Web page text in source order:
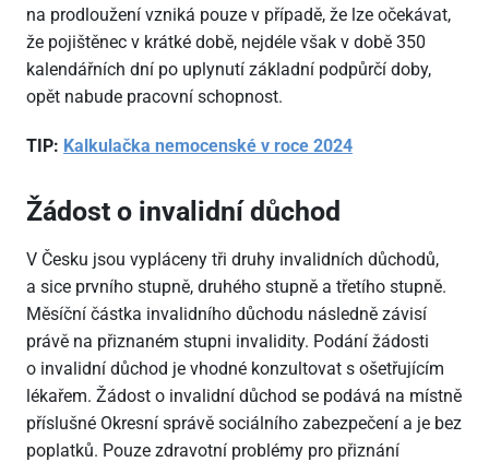
na prodloužení vzniká pouze v případě, že lze očekávat,
že pojištěnec v krátké době, nejdéle však v době 350
kalendářních dní po uplynutí základní podpůrčí doby,
opět nabude pracovní schopnost.
TIP: Kalkulačka nemocenské v roce 2024
Žádost o invalidní důchod
V Česku jsou vypláceny tři druhy invalidních důchodů,
a sice prvního stupně, druhého stupně a třetího stupně.
Měsíční částka invalidního důchodu následně závisí
právě na přiznaném stupni invalidity. Podání žádosti
o invalidní důchod je vhodné konzultovat s ošetřujícím
lékařem. Žádost o invalidní důchod se podává na místně
příslušné Okresní správě sociálního zabezpečení a je bez
poplatků. Pouze zdravotní problémy pro přiznání